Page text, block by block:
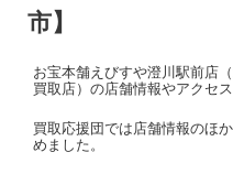
市】
お宝本舗えびすや澄川駅前店
買取店）の店舗情報やアクセ
買取応援団では店舗情報のほ
めました。